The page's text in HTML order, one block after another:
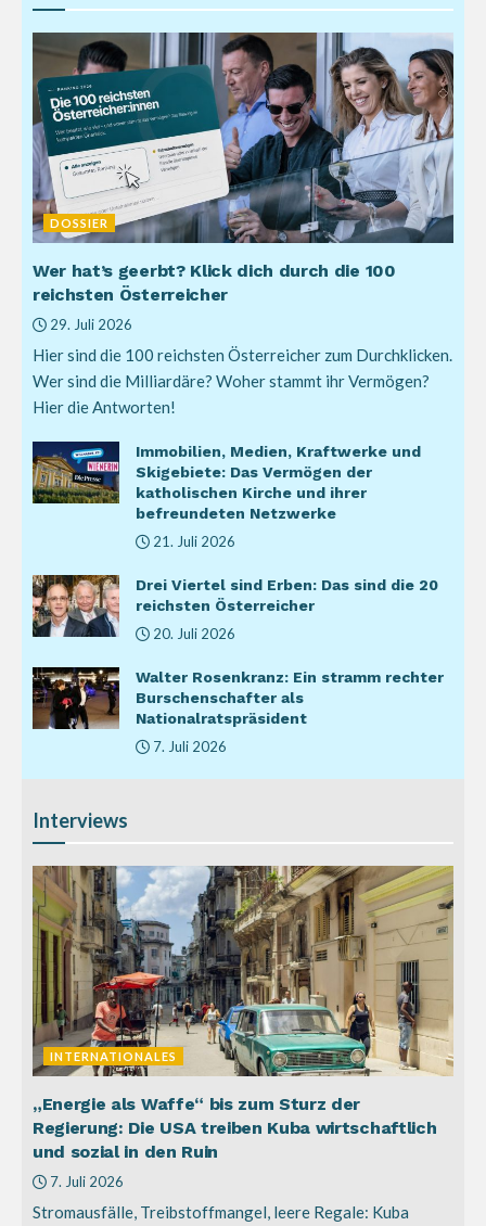
DOSSIER
Wer hat’s geerbt? Klick dich durch die 100
reichsten Österreicher
29. Juli 2026
Hier sind die 100 reichsten Österreicher zum Durchklicken.
Wer sind die Milliardäre? Woher stammt ihr Vermögen?
Hier die Antworten!
Immobilien, Medien, Kraftwerke und
Skigebiete: Das Vermögen der
katholischen Kirche und ihrer
befreundeten Netzwerke
21. Juli 2026
Drei Viertel sind Erben: Das sind die 20
reichsten Österreicher
20. Juli 2026
Walter Rosenkranz: Ein stramm rechter
Burschenschafter als
Nationalratspräsident
7. Juli 2026
Interviews
INTERNATIONALES
„Energie als Waffe“ bis zum Sturz der
Regierung: Die USA treiben Kuba wirtschaftlich
und sozial in den Ruin
7. Juli 2026
Stromausfälle, Treibstoffmangel, leere Regale: Kuba